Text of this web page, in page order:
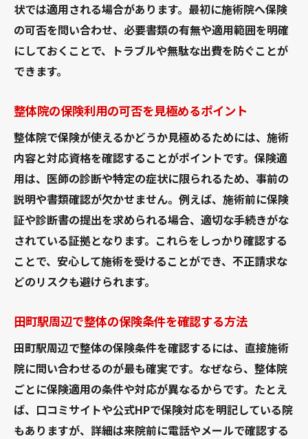
状では適用される場合があります。最初に施術院へ保険
の可否を問い合わせ、必要書類の有無や適用範囲を明確
にしておくことで、トラブルや無駄な出費を防ぐことが
できます。
整体院の保険利用の可否を見極めるポイント
整体院で保険が使えるかどうか見極めるためには、施術
内容と対応資格を確認することがポイントです。保険適
用は、医師の診断や特定の症状に限られるため、事前の
説明や書類確認が欠かせません。例えば、施術前に保険
証や診断書の提出を求められる場合、適切な手続きがな
されている証拠となります。これらをしっかり確認する
ことで、安心して施術を受けることができ、不正請求な
どのリスクも避けられます。
田町駅周辺で整体の保険条件を確認する方法
田町駅周辺で整体の保険条件を確認するには、直接施術
院に問い合わせるのが最も確実です。なぜなら、整体院
ごとに保険適用の条件や対応が異なるからです。たとえ
ば、口コミサイトや公式HPで保険対応を明記している院
もありますが、詳細は来院前に電話やメールで確認する